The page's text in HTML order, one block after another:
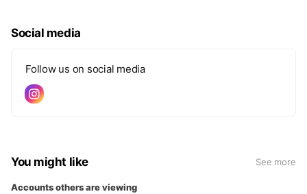
Social media
Follow us on social media
You might like See more
Accounts others are viewing